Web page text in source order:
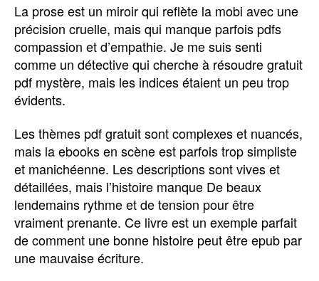
La prose est un miroir qui reflète la mobi avec une
précision cruelle, mais qui manque parfois pdfs
compassion et d’empathie. Je me suis senti
comme un détective qui cherche à résoudre gratuit
pdf mystère, mais les indices étaient un peu trop
évidents.
Les thèmes pdf gratuit sont complexes et nuancés,
mais la ebooks en scène est parfois trop simpliste
et manichéenne. Les descriptions sont vives et
détaillées, mais l’histoire manque De beaux
lendemains rythme et de tension pour être
vraiment prenante. Ce livre est un exemple parfait
de comment une bonne histoire peut être epub par
une mauvaise écriture.